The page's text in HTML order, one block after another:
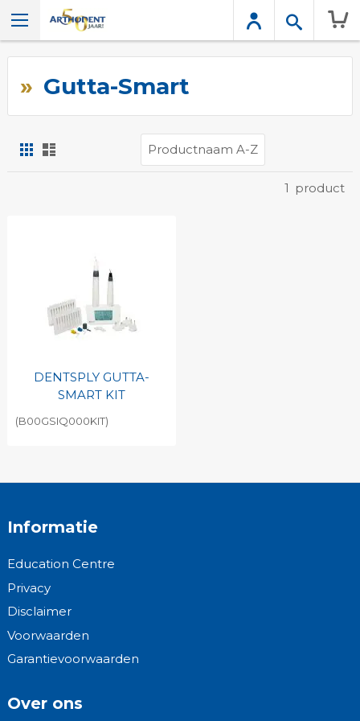
Gutta-Smart
Foto-
tabel
1 product
DENTSPLY GUTTA-
SMART KIT
(B00GSIQ000KIT)
Informatie
Education Centre
Privacy
Disclaimer
Voorwaarden
Garantievoorwaarden
Over ons